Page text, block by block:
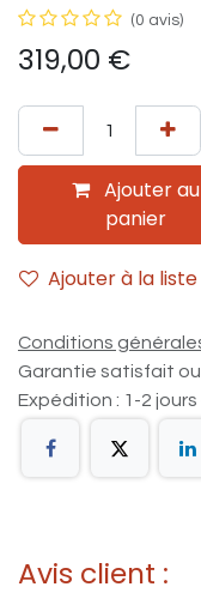
(0 avis)
319,00 €
Ajouter au
panier
Ajouter à la
Conditions
Garantie satisfait
Expédition : 1-2
Avis client :